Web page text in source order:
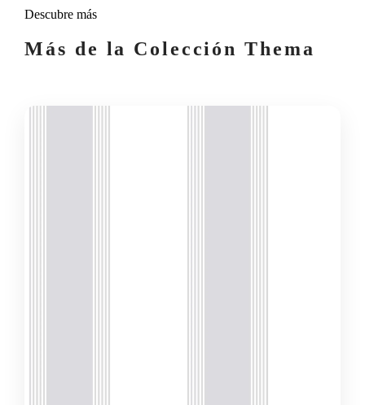
Descubre más
Más de la Colección Thema